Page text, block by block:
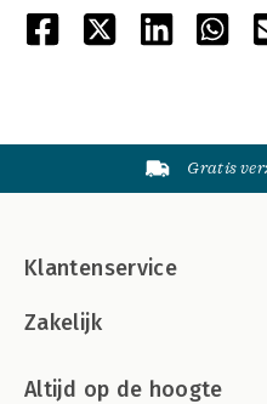
Gratis
Klantenservice
Zakelijk
Altijd op de hoogte